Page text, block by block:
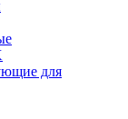
для